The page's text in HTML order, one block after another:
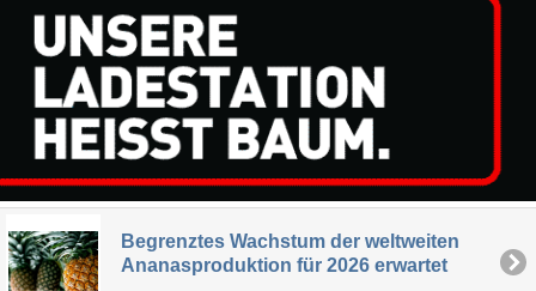
Begrenztes Wachstum der weltweiten
Ananasproduktion für 2026 erwartet